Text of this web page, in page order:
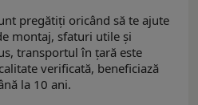
pregătiți oricând să te ajute
montaj, sfaturi utile și
transportul în țară este
verificată, beneficiază
la 10 ani.